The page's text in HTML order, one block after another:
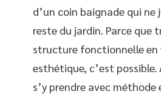
d’un coin baignade qui ne
reste du jardin. Parce que
structure fonctionnelle
esthétique, c’est
s’y prendre avec